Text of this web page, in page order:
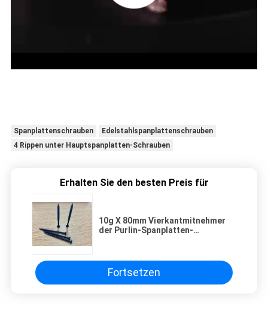
Spanplattenschrauben
Edelstahlspanplattenschrauben
4 Rippen unter Hauptspanplatten-Schrauben
Erhalten Sie den besten Preis für
10g X 80mm Vierkantmitnehmer
der Purlin-Spanplatten-
Fortsetzen